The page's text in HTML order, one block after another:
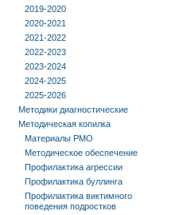
2019-2020
2020-2021
2021-2022
2022-2023
2023-2024
2024-2025
2025-2026
Методики диагностические
Методическая копилка
Материалы РМО
Методическое обеспечение
Профилактика агрессии
Профилактика буллинга
Профилактика виктимного
поведения подростков